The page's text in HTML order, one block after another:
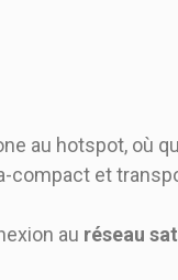
au hotspot, où
compact et
au réseau